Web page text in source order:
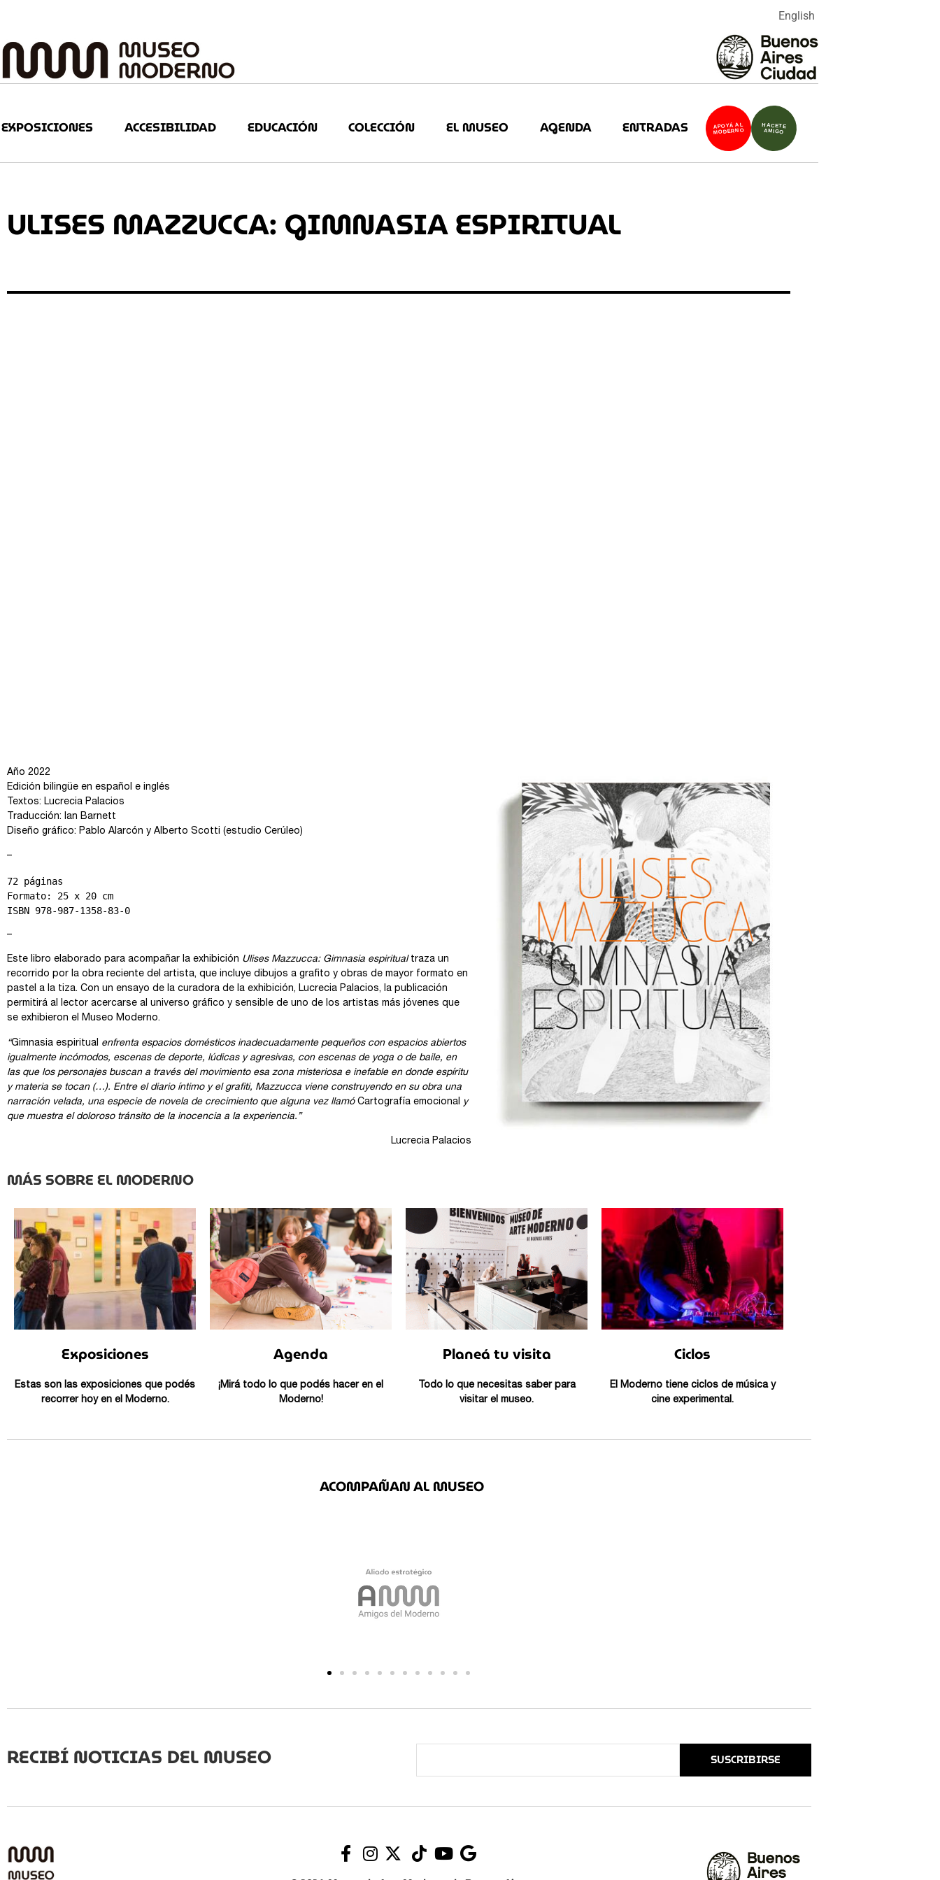
English
EXPOSICIONES ACCESIBILIDAD EDUCACIÓN COLECCIÓN EL MUSEO AGENDA ENTRADAS APOYÁ AL
MODERNO
HACETE
AMIGO
ULISES MAZZUCCA: GIMNASIA ESPIRITUAL
Año 2022
Edición bilingüe en español e inglés
Textos: Lucrecia Palacios
Traducción: Ian Barnett
Diseño gráfico: Pablo Alarcón y Alberto Scotti (estudio Cerúleo)
–
72 páginas
Formato: 25 x 20 cm
ISBN 978-987-1358-83-0
–
Este libro elaborado para acompañar la exhibición Ulises Mazzucca: Gimnasia espiritualtraza un
recorrido por la obra reciente del artista, que incluye dibujos a grafito y obras de mayor formato en
pastel a la tiza. Con un ensayo de la curadora de la exhibición, Lucrecia Palacios, la publicación
permitirá al lector acercarse al universo gráfico y sensible de uno de los artistas más jóvenes que
se exhibieron el Museo Moderno.
“Gimnasia espiritual enfrenta espacios domésticos inadecuadamente pequeños con espacios abiertos
igualmente incómodos, escenas de deporte, lúdicas y agresivas, con escenas de yoga o de baile, en
las que los personajes buscan a través del movimiento esa zona misteriosa e inefable en donde espíritu
y materia se tocan (…). Entre el diario íntimo y el grafiti, Mazzucca viene construyendo en su obra una
narración velada, una especie de novela de crecimiento que alguna vez llamó Cartografía emocional
y
que muestra el doloroso tránsito de la inocencia a la experiencia.”
Lucrecia Palacios
MÁS SOBRE EL MODERNO
Exposiciones
Estas son las exposiciones que podés
recorrer hoy en el Moderno.
Agenda
¡Mirá todo lo que podés hacer en el
Moderno!
Planeá tu visita
Todo lo que necesitas saber para
visitar el museo.
Ciclos
El Moderno tiene ciclos de música y
cine experimental.
ACOMPAÑAN AL MUSEO
RECIBÍ NOTICIAS DEL MUSEO SUSCRIBIRSE